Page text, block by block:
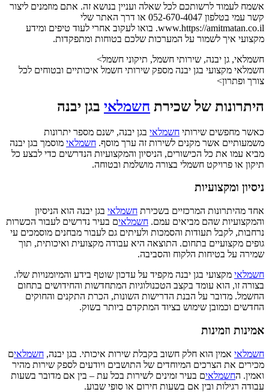
אשמח לעמוד לרשותכם לכל שאלה ועניין בנושא זה. אתם מוזמנים ליצור
קשר עמי בטלפון 052-670-4047 או דרך האתר שלי
www.https://amitmatan.co.il. בואו לעקוב אחרי לעוד טיפים ומידע
מקצועי איך לשמור על המערכות שלכם בטוחות ומתפקדות.
חשמלאי, גן יבנה, שירותי חשמל, תיקוני חשמל>
חשמלאי מקצועי בגן יבנה מספק שירותי חשמל איכותיים ובטוחים לכל
צורך ופתרון>
היתרונות של שכירת חשמלאי בגן יבנה
כאשר מחפשים שירותי חשמלאי בגן יבנה, ישנם מספר יתרונות
משמעותיים אשר מקנים לשירות זה ערך מוסף. חשמלאי מוסמך בגן יבנה
מביא עמו את כל הכישורים, הניסיון והמקצועיות הנדרשים כדי לבצע כל
תיקון או פרויקט חשמלי בצורה מושלמת ובטוחה.
ניסיון ומקצועיות
אחד מהיתרונות המרכזיים בשכירת חשמלאי בגן יבנה הוא הניסיון
והמקצועיות שהם מביאים עמם. חשמלאים בעיר נדרשים לעבור הכשרות
נרחבות, לקבל תעודות והסמכות ולעיתים גם לעבור מבחנים מוסמכים עי
גופים מקצועיים בתחום. התוצאה היא עבודה מקצועית ואיכותית, תוך
שמירה על בטיחות הלקוח והסביבה.
חשמלאי מקצועי בגן יבנה מקפיד על עדכון שוטף בידע והמיומנויות שלו.
בצורה זו, הוא עומד בקצב הטכנולוגיות המתחדשות והחידושים בתחום
החשמל. מדובר על הבנת הדרישות השונות, הכרת התקנים והחוקים
החדשים וכמובן שימוש בציוד המתקדם ביותר בשוק.
אמינות וזמינות
חשמלאי אמין הוא חלק חשוב בקבלת שירות איכותי. בגן יבנה, חשמלאים
מכירים את הצרכים המיוחדים של התושבים ויודעים לספק שירות מהיר
ואמין. החשמלאים בעיר זמינים לשירות בכל עת – בין אם מדובר בשעות
עבודה רגילות ובין אם בשעות חירום או סופי שבוע.